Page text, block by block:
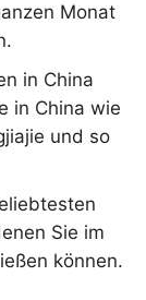
Monat
in China
in China wie
und so
Sie im
können.